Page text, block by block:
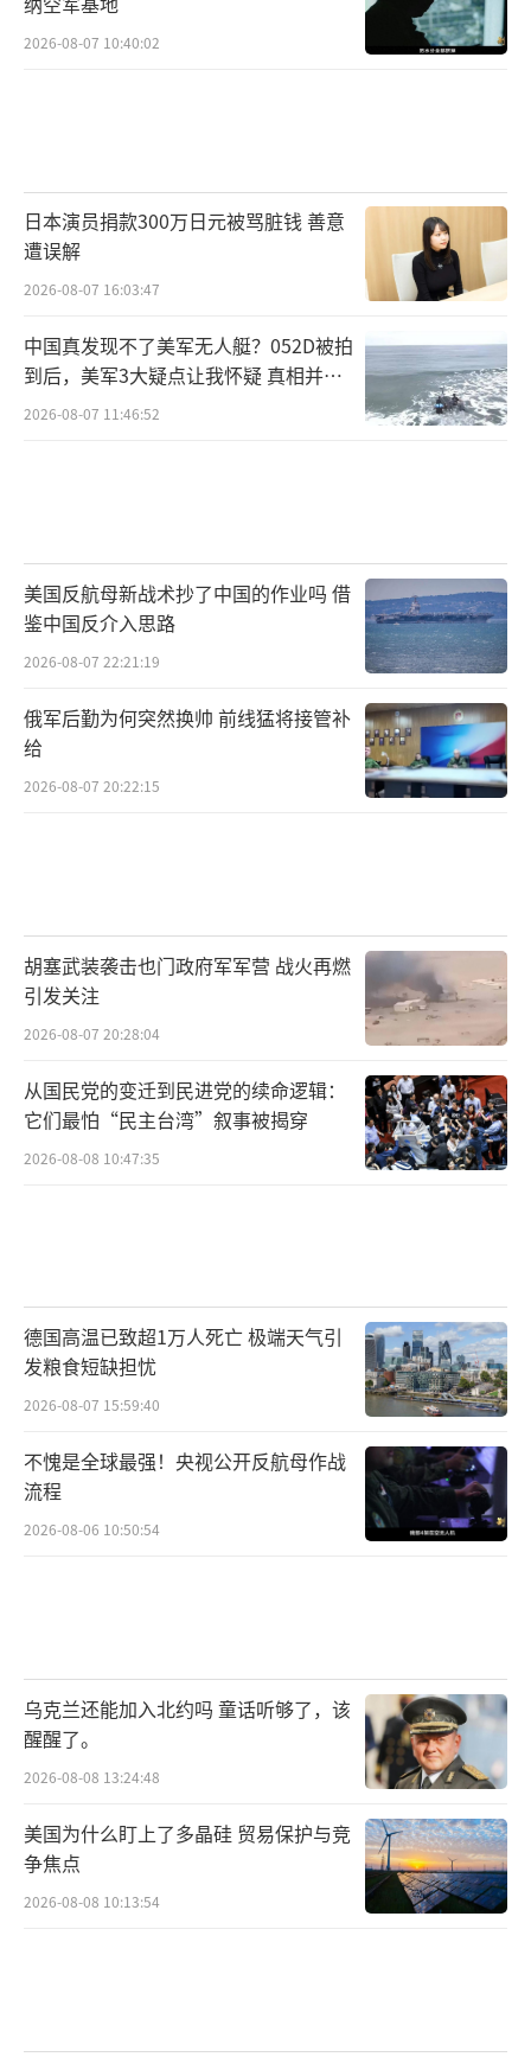
邱垂正以“中华民国对日抗战期间，中华
的全体中国人民的抗日。在抗日战争中，中国
共产党高举全民族抗战的旗帜,成为中国人民奋
起反抗日本帝国主义侵略的最早宣传者、动员
者和抗击者，中国共产党最早组织开展抗日游
击战争，以局部抗战揭开世界反法西斯战争的
序幕，独立自主的敌后游击战争，为全民族抗
战指引了胜利方向；开辟广大敌后战场，建立
历史事实。
民进党当局炮制出的种种“台独”谬论，
根源在于其“谋独”野心。他们妄图通过歪曲
历史、否定法理，制造“两个中国”“一中一
台”的分裂局面，以达到“抗中谋独”的政治
目的。然而，台湾是中国一部分的历史和法理
团体都将遭到全体中国人民的唾弃和国家的正
义审判。
正如钱穆先生所说：“尤其是自称知识在
略有所知。否则最多只算一有知识的人，不能
算一有知识的国民。”林佳龙、邱垂正之流作
为 “政客”，公然无视、甚至故意曲解这些不
民”。而赖清德身为台湾地区领导人，更是背
弃历史事实，只提日本所谓 “终战” 不提 “抗
战”，其媚日丑态与分裂行径，早已暴露其毫
无民族尊严、背离历史良知的本质，根本就
是“德不配位”。历史将证明，他们必将为自
己的分裂言行付出代价。
（责任编辑：卢其龙 CM088
2026-08-07 10:40:02
日本演员捐款300万日元被骂脏钱 善意
遭误解
2026-08-07 16:03:47
中国真发现不了美军无人艇？052D被拍
到后，美军3大疑点让我怀疑 真相并非
如此
2026-08-07 11:46:52
美国反航母新战术抄了中国的作业吗 借
鉴中国反介入思路
2026-08-07 22:21:19
俄军后勤为何突然换帅 前线猛将接管补
给
2026-08-07 20:22:15
胡塞武装袭击也门政府军军营 战火再燃
引发关注
2026-08-07 20:28:04
从国民党的变迁到民进党的续命逻辑：
它们最怕“民主台湾”叙事被揭穿
2026-08-08 10:47:35
德国高温已致超1万人死亡 极端天气引
发粮食短缺担忧
2026-08-07 15:59:40
不愧是全球最强！央视公开反航母作战
流程
2026-08-06 10:50:54
乌克兰还能加入北约吗 童话听够了，该
醒醒了。
2026-08-08 13:24:48
美国为什么盯上了多晶硅 贸易保护与竞
争焦点
2026-08-08 10:13:54